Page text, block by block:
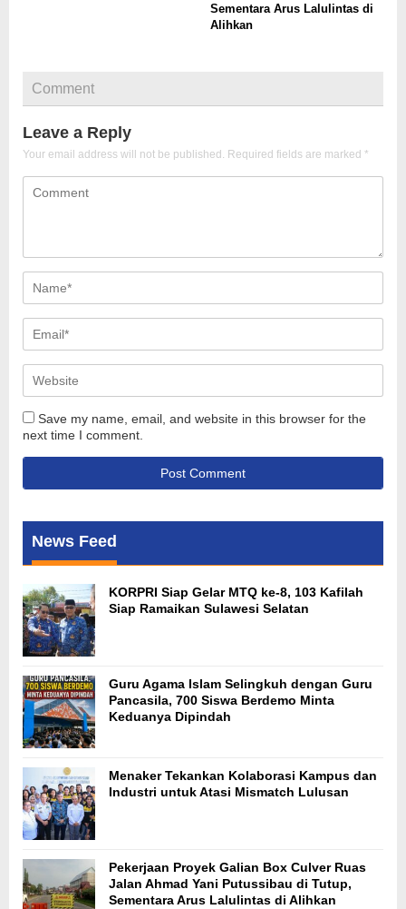
Sementara Arus Lalulintas di
Alihkan
Comment
Leave a Reply
Your email address will not be published. Required fields are marked *
Save my name, email, and website in this browser for the
next time I comment.
News Feed
KORPRI Siap Gelar MTQ ke-8, 103 Kafilah
Siap Ramaikan Sulawesi Selatan
Guru Agama Islam Selingkuh dengan Guru
Pancasila, 700 Siswa Berdemo Minta
Keduanya Dipindah
Menaker Tekankan Kolaborasi Kampus dan
Industri untuk Atasi Mismatch Lulusan
Pekerjaan Proyek Galian Box Culver Ruas
Jalan Ahmad Yani Putussibau di Tutup,
Sementara Arus Lalulintas di Alihkan